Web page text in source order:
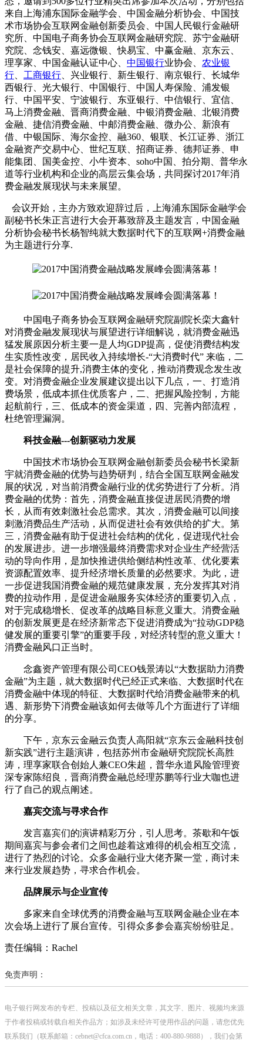
来自上海浦东国际金融学会、中国金融分析协会、中国技
术市场协会互联网金融创新委员会、中国人民银行金融研
究所、中国电子商务协会互联网金融研究院、苏宁金融研
究院、念钱安、嘉远微银、快易宝、中赢金融、京东云、
理享家、中国金融认证中心、 中国银行业协会、 农业银
行
工商银行 、兴业银行、新生银行、南京银行、长城华
西银行、光大银行、中国银行、中国人寿保险、浦发银
行、中国平安、宁波银行、东亚银行、中信银行、宜信、
马上消费金融、晋商消费金融、中银消费金融、北银消费
金融、捷信消费金融、中邮消费金融、微办公、新浪有
借、中银国际、海尔金控、融360、银联、长江证券、浙江
金融资产交易中心、世纪互联、招商证券、德邦证券、申
能集团、国美金控、小牛资本、soho中国、拍分期、普华永
道等行业机构和企业的高层云集会场，共同探讨2017年消
费金融发展现状与未来展望。
会议开始，主办方致欢迎辞过后，上海浦东国际金融学会
副秘书长朱正言进行大会开幕致辞及主题发言，中国金融
分析协会秘书长杨智纯就大数据时代下的互联网+消费金融
为主题进行分享.
中国电子商务协会互联网金融研究院副院长栾大鑫针
对消费金融发展现状与展望进行详细解说，就消费金融迅
猛发展原因分析主要一是人均GDP提高，促使消费结构发
生实质性改变，居民收入持续增长-“大消费时代” 来临，二
是社会保障的提升,消费主体的变化，推动消费观念发生改
变。对消费金融企业发展建议提出以下几点，一、打造消
费场景，低成本抓住优质客户，二、把握风险控制，方能
起航前行，三、低成本的资金渠道，四、完善内部流程，
杜绝管理漏洞。
科技金融---创新驱动力发展
中国技术市场协会互联网金融创新委员会秘书长梁新
宇就消费金融的优势与趋势研判，结合全国互联网金融发
展的状况，对当前消费金融行业的优劣势进行了分析。消
费金融的优势：首先，消费金融直接促进居民消费的增
长，从而有效刺激社会总需求。其次，消费金融可以间接
刺激消费品生产活动，从而促进社会有效供给的扩大。第
三，消费金融有助于促进社会结构的优化，促进现代社会
的发展进步。进一步增强最终消费需求对企业生产经营活
动的导向作用，是加快推进供给侧结构性改革、优化要素
资源配置效率、提升经济增长质量的必然要求。为此，进
一步促进我国消费金融的规范健康发展，充分发挥其对消
费的拉动作用，是促进金融服务实体经济的重要切入点，
对于完成稳增长、促改革的战略目标意义重大。消费金融
的创新发展更是在经济新常态下促进消费成为“拉动GDP稳
健发展的重要引擎”的重要手段，对经济转型的意义重大！
消费金融风口正当时。
念鑫资产管理有限公司CEO钱景涛以“大数据助力消费
金融”为主题，就大数据时代已经正式来临、大数据时代在
消费金融中体现的特征、大数据时代给消费金融带来的机
遇、新形势下消费金融该如何去做等几个方面进行了详细
的分享。
下午，京东云金融云负责人高阳就“京东云金融科技创
新实践”进行主题演讲，包括苏州市金融研究院院长高胜
涛，理享家联合创始人兼CEO朱超，普华永道风险管理资
深专家陈绍良，晋商消费金融总经理苏鹏等行业大咖也进
行了自己的观点阐述。
嘉宾交流与寻求合作
发言嘉宾们的演讲精彩万分，引人思考。茶歇和午饭
期间嘉宾与参会者们之间也趁着这难得的机会相互交流，
进行了热烈的讨论。众多金融行业大佬齐聚一堂，商讨未
来行业发展趋势，寻求合作机会。
品牌展示与企业宣传
多家来自全球优秀的消费金融与互联网金融企业在本
次会场上进行了展台宣传。引得众多参会嘉宾纷纷驻足。
责任编辑：Rachel
免责声明：
电子银行网发布的专栏、投稿以及征文相关文章，其文字、图片、视频均来源
于作者投稿或转载自相关作品方；如涉及未经许可使用作品的问题，请您优先
联系我们（联系邮箱：cebnet@cfca.com.cn，电话：400-880-9888），我们会第